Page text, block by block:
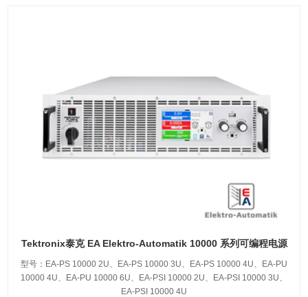
Tektronix泰克 EA Elektro-Automatik 10000 系列可编程电源
型号：EA-PS 10000 2U、EA-PS 10000 3U、EA-PS 10000 4U、EA-PU
10000 4U、EA-PU 10000 6U、EA-PSI 10000 2U、EA-PSI 10000 3U、
EA-PSI 10000 4U